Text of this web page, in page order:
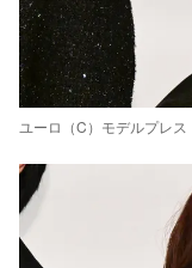
ユーロ（C）モデルプレス